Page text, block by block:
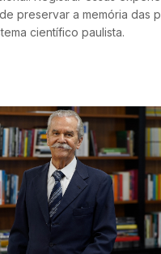
preservar a memória das
científico paulista.